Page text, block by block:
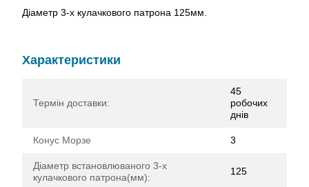
Діаметр 3-х кулачкового патрона 125мм.
Характеристики
Термін доставки:
45
робочих
днів
Конус Морзе 3
Діаметр встановлюваного 3-х
кулачкового патрона(мм):
125